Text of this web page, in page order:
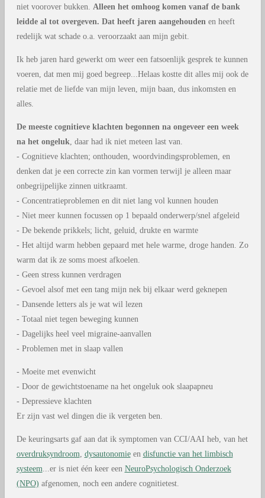
niet voorover bukken. Alleen het omhoog komen vanaf de bank
leidde al tot overgeven. Dat heeft jaren aangehouden en heeft
redelijk wat schade o.a. veroorzaakt aan mijn gebit.
Ik heb jaren hard gewerkt om weer een fatsoenlijk gesprek te kunnen
voeren, dat men mij goed begreep...Helaas kostte dit alles mij ook de
relatie met de liefde van mijn leven, mijn baan, dus inkomsten en
alles.
De meeste cognitieve klachten begonnen na ongeveer een week
na het ongeluk , daar had ik niet meteen last van.
- Cognitieve klachten; onthouden, woordvindingsproblemen, en
denken dat je een correcte zin kan vormen terwijl je alleen maar
onbegrijpelijke zinnen uitkraamt.
- Concentratieproblemen en dit niet lang vol kunnen houden
- Niet meer kunnen focussen op 1 bepaald onderwerp/snel afgeleid
- De bekende prikkels; licht, geluid, drukte en warmte
- Het altijd warm hebben gepaard met hele warme, droge handen. Zo
warm dat ik ze soms moest afkoelen.
- Geen stress kunnen verdragen
- Gevoel alsof met een tang mijn nek bij elkaar werd geknepen
- Dansende letters als je wat wil lezen
- Totaal niet tegen beweging kunnen
- Dagelijks heel veel migraine-aanvallen
- Problemen met in slaap vallen
- Moeite met evenwicht
- Door de gewichtstoename na het ongeluk ook slaapapneu
- Depressieve klachten
Er zijn vast wel dingen die ik vergeten ben.
De keuringsarts gaf aan dat ik symptomen van CCI/AAI heb, van het
overdruksyndroom dysautonomieen disfunctie van het limbisch
systeem ...er is niet één keer een NeuroPsychologisch Onderzoek
(NPO) afgenomen, noch een andere cognitietest.